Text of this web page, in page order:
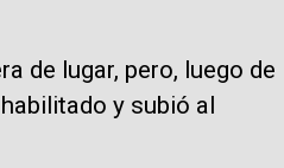
de lugar, pero, luego de
y subió al